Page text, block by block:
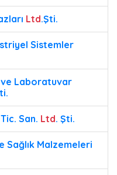
Ltd.Şti.
Sistemler
ve Laboratuvar
San. Ltd. Şti.
Sağlık Malzemeleri